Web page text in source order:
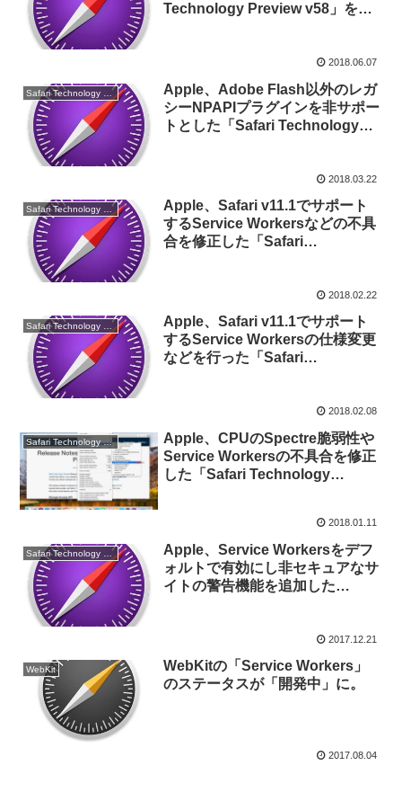
Technology Preview v58」をリ
2018.06.07
Apple、Adobe Flash以外のレガ
シーNPAPIプラグインを非サポー
トとした「Safari Technology
2018.03.22
Safari Technology Preview
Apple、Safari v11.1でサポート
するService Workersなどの不具
合を修正した「Safari
2018.02.22
Apple、Safari v11.1でサポート
するService Workersの仕様変更
などを行った「Safari
2018.02.08
Safari Technology Preview
Apple、CPUのSpectre脆弱性や
Service Workersの不具合を修正
した「Safari Technology
2018.01.11
Apple、Service Workersをデフ
ォルトで有効にし非セキュアなサ
イトの警告機能を追加した
2017.12.21
WebKit
WebKitの「Service Workers」
のステータスが「開発中」に。
2017.08.04